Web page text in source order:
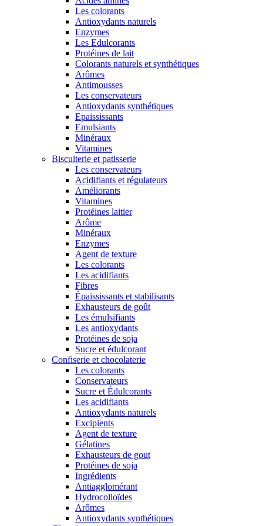
Les colorants
Antioxydants naturels
Enzymes
Les Edulcorants
Protéines de lait
Colorants naturels et synthétiques
Arômes
Antimousses
Les conservateurs
Antioxydants synthétiques
Epaississants
Emulsiants
Minéraux
Vitamines
Biscuiterie et patisserie
Les conservateurs
Acidifiants et régulateurs
Améliorants
Vitamines
Protéines laitier
Arôme
Minéraux
Enzymes
Agent de texture
Les colorants
Les acidifiants
Fibres
Épaississants et stabilisants
Exhausteurs de goût
Les émulsifiants
Les antioxydants
Protéines de soja
Sucre et édulcorant
Confiserie et chocolaterie
Les colorants
Conservateurs
Sucre et Édulcorants
Les acidifiants
Antioxydants naturels
Excipients
Agent de texture
Gélatines
Exhausteurs de gout
Protéines de soja
Ingrédients
Antiagglomérant
Hydrocolloïdes
Arômes
Antioxydants synthétiques